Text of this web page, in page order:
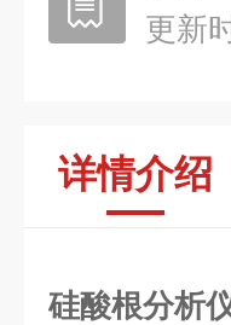
更新
详情介绍
硅酸根分析